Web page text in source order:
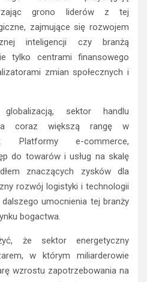
grono liderów z tej
zajmujące się rozwojem
inteligencji czy branżą
tylko centrami finansowego
zmian społecznych i
sektor handlu
coraz większą rangę w
Platformy e-commerce,
do towarów i usług na skalę
znaczących zysków dla
rozwój logistyki i technologii
umocnienia tej branży
bogactwa.
że sektor energetyczny
w którym miliarderowie
wzrostu zapotrzebowania na